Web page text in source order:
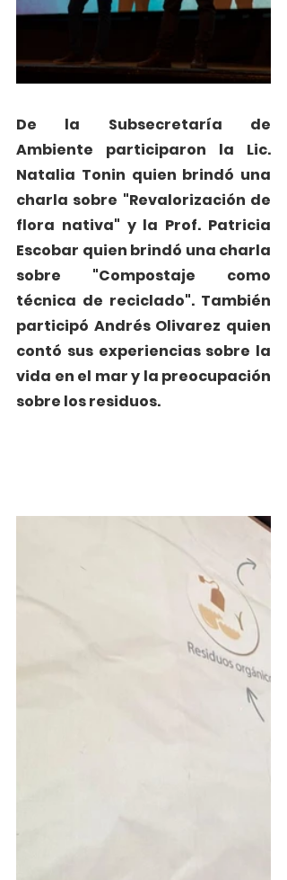
De la Subsecretaría de
Ambiente participaron la Lic.
Natalia Tonin quien brindó una
charla sobre "Revalorización de
flora nativa" y la Prof. Patricia
Escobar quien brindó una charla
sobre "Compostaje como
técnica de reciclado". También
participó Andrés Olivarez quien
contó sus experiencias sobre la
vida en el mar y la preocupación
sobre los residuos.